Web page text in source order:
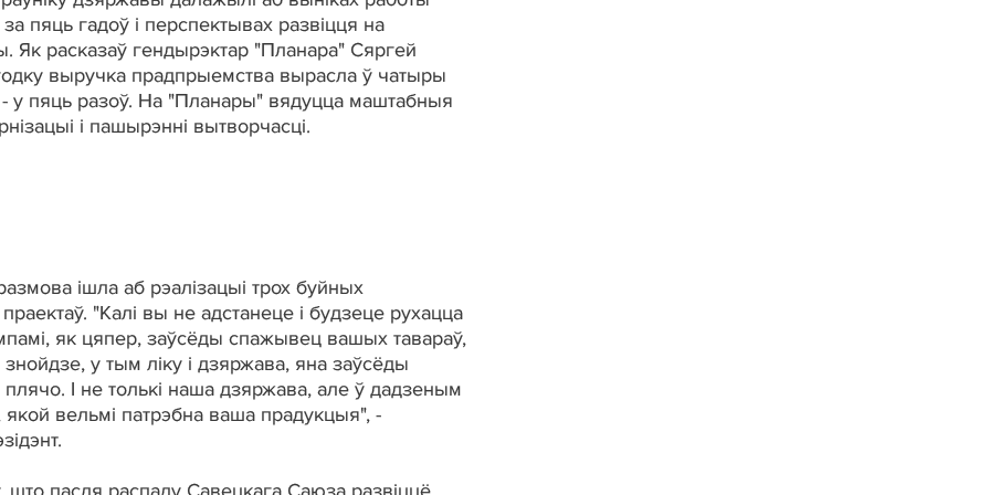
пяць гадоў і перспектывах развіцця на
Як расказаў гендырэктар "Планара" Сяргей
выручка прадпрыемства вырасла ў чатыры
- у пяць разоў. На "Планары" вядуцца маштабныя
і пашырэнні вытворчасці.
ішла аб рэалізацыі трох буйных
"Калі вы не адстанеце і будзеце рухацца
як цяпер, заўсёды спажывец вашых тавараў,
у тым ліку і дзяржава, яна заўсёды
плячо. І не толькі наша дзяржава, але ў дадзеным
якой вельмі патрэбна ваша прадукцыя", -